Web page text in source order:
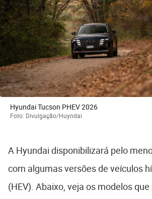
Hyundai Tucson PHEV 2026
Foto: Divulgação/Huyndai
A Hyundai disponibilizará pelo
com algumas versões de veículos
(HEV). Abaixo, veja os modelos